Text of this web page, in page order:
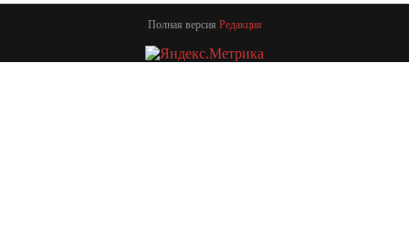
Полная версия Редакция